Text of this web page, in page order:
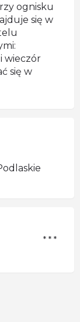
ognisku
się w
wieczór
się w
* * *